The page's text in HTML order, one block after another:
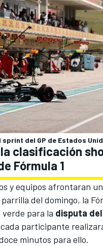
del GP de Estados
la clasificación
Fórmula 1
y equipos afrontaran
del domingo, la
para la disputa
participante
minutos para ello.